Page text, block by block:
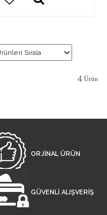
4 Ürün
ORJİNAL ÜRÜN
GÜVENLİ ALIŞVERİŞ